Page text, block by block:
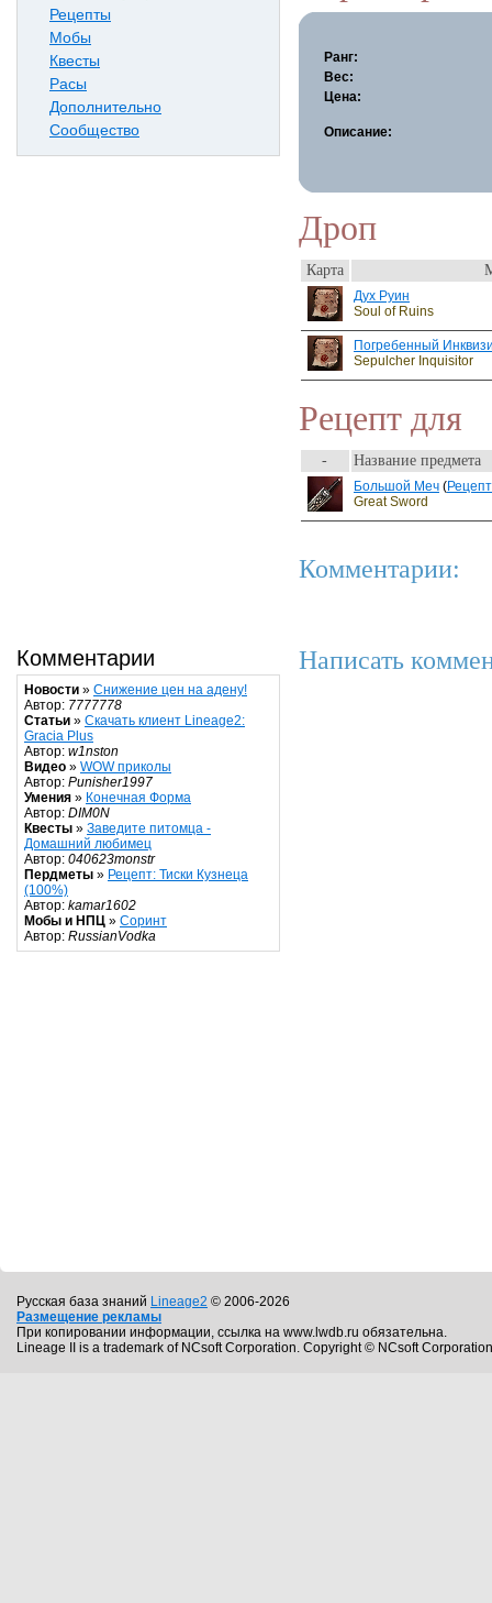
Рецепты
Мобы
Квесты
Расы
Дополнительно
Сообщество
Комментарии
Новости » Снижение цен на адену!
Автор: 7777778
Статьи » Скачать клиент Lineage2:
Gracia Plus
Автор: w1nston
Видео » WOW приколы
Автор: Punisher1997
Умения » Конечная Форма
Автор: DIM0N
Квесты » Заведите питомца -
Домашний любимец
Автор: 040623monstr
Пердметы » Рецепт: Тиски Кузнеца
(100%)
Автор: kamar1602
Мобы и НПЦ » Соринт
Автор: RussianVodka
Ранг:
Вес:
Цена:
Описание:
Дроп
Карта
Дух Руин
Soul of Ruins
Погребенный
Sepulcher Inquisitor
Рецепт для
- Название предмета
Большой Меч (Рецепт
Great Sword
Комментарии:
Написать
Русская база знаний Lineage2 © 2006-2026
Размещение рекламы
При копировании информации, ссылка на www.lwdb.ru обязательна.
Lineage II is a trademark of NCsoft Corporation. Copyright © NCsoft